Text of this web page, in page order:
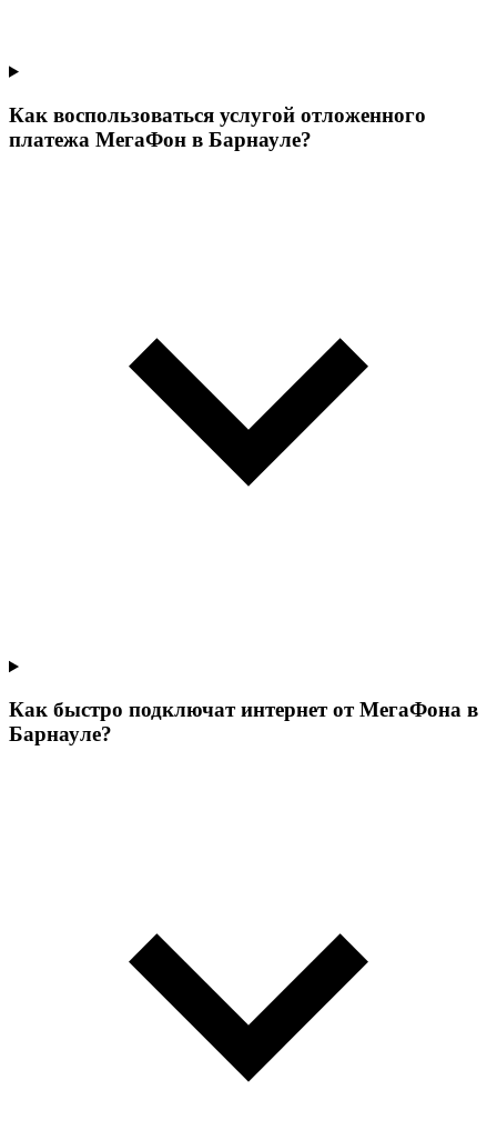
Как воспользоваться услугой отложенного
платежа МегаФон в Барнауле?
Как быстро подключат интернет от МегаФона в
Барнауле?